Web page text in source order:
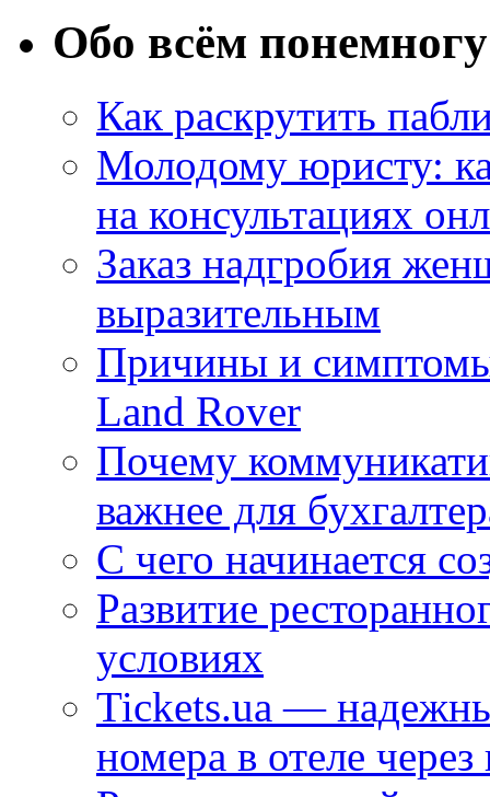
Обо всём понемногу
Как раскрутить
Молодому юристу:
на консультациях
Заказ надгробия
выразительным
Причины и
Land Rover
Почему
важнее для
С чего начинается
Развитие
условиях
Tickets.ua —
номера в отеле через